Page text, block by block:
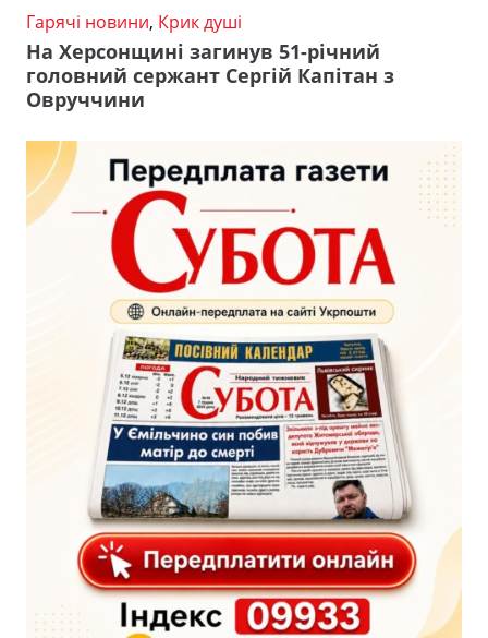
Гарячі новини, Крик душі
На Херсонщині загинув 51-річний
головний сержант Сергій Капітан з
Овруччини